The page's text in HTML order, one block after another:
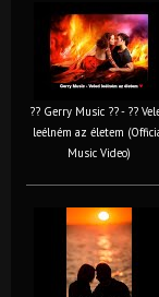
?? Gerry Music ?? - ??
leélném az életem
Music Video)